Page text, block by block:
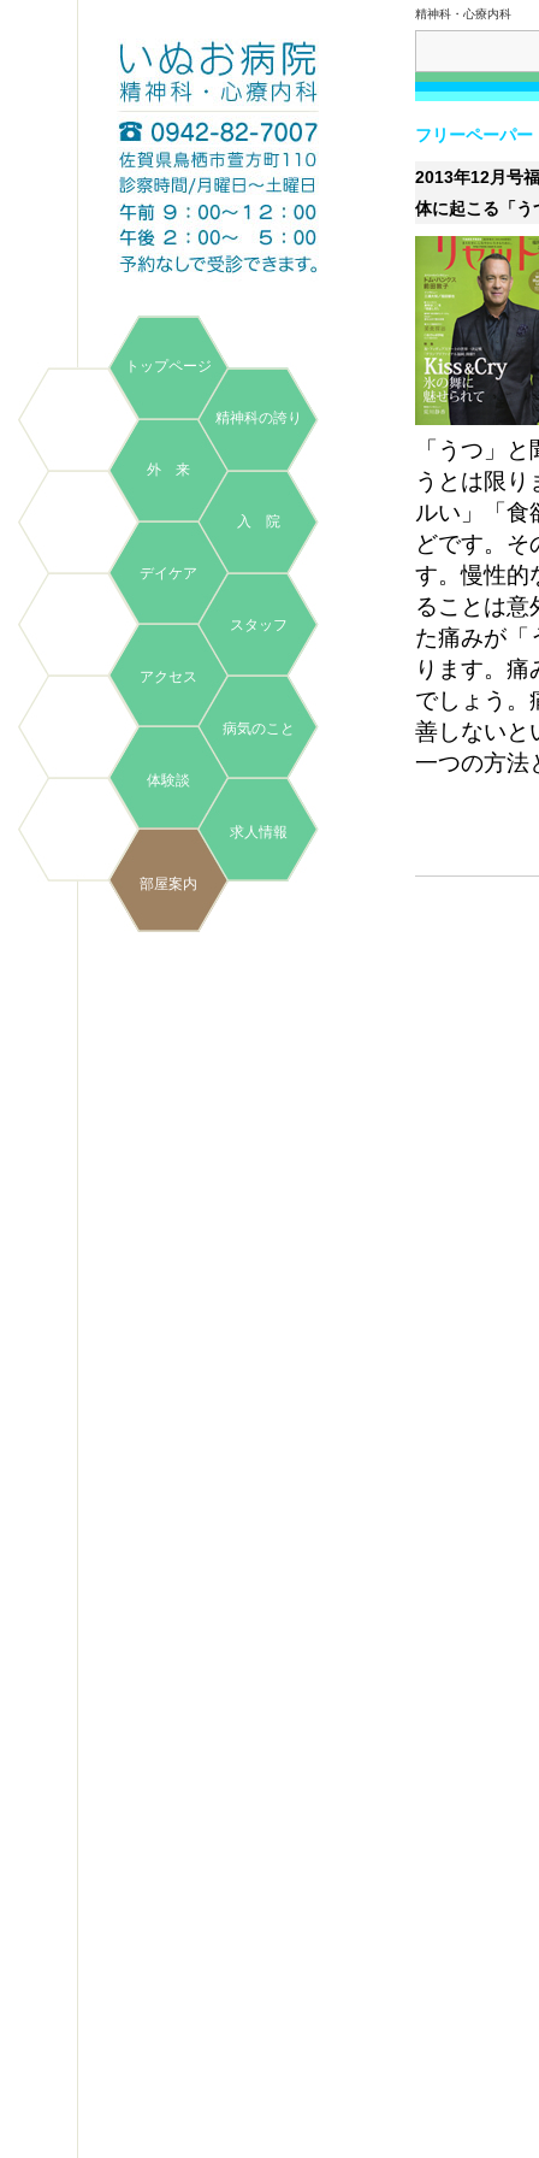
トップページ
精神科の誇り
外 来
入 院
デイケア
スタッフ
アクセス
病気のこと
体験談
求人情報
部屋案内
精神科・心療内科
フリーペーパ
2013年12月号
体に起こる「う
「うつ」
うとは限
ルい」「食
どです。
す。慢性的
ることは意
た痛みが「
ります。
でしょう。
善しないと
一つの方法